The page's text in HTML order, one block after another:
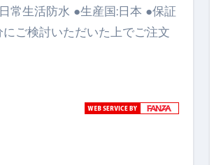
”で最安級！ スカイマーク／Peach／
するサイトか”が一目で伝わる。いま選ば
#梅干し #ダイエット #筋トレ #美容
とめ】#ダイエット #筋トレ #美容 #
常生活防水 ●生産国:日本 ●保証
ご検討いただいた上でご注文